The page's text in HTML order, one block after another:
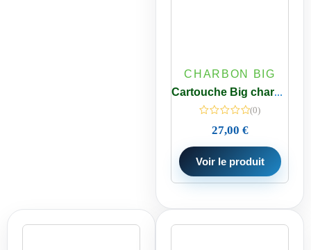
CHARBON BIG
Cartouche Big charbon bloc 10 pouces Spéciale Pfas 0,5 micron
(0)
27,00 €
Voir le produit